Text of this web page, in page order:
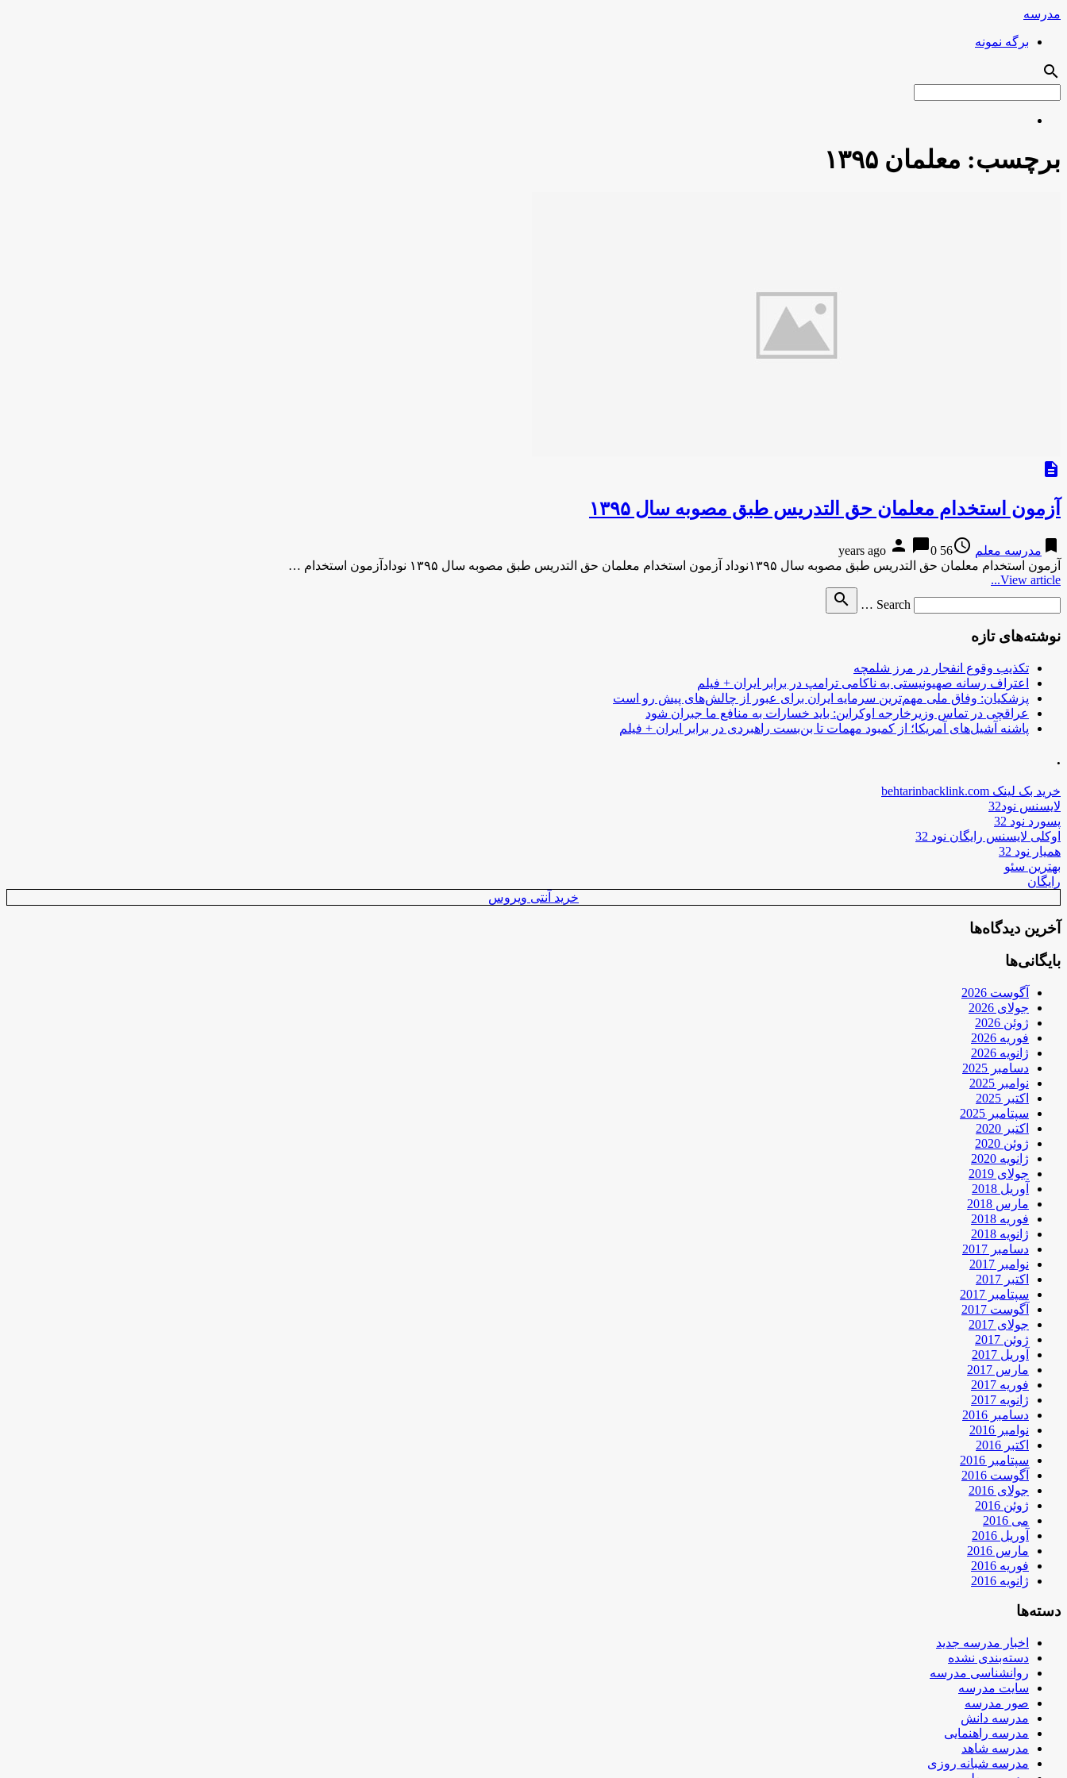
مدرسه
برگه نمونه
search
برچسب: معلمان ۱۳۹۵
description
آزمون استخدام معلمان حق التدریس طبق مصوبه سال ۱۳۹۵
bookmark مدرسه معلم access_time
56 years ago
person chat_bubble0
آزمون استخدام معلمان حق التدریس طبق مصوبه سال ۱۳۹۵نوداد آزمون استخدام معلمان حق التدریس طبق مصوبه سال ۱۳۹۵ نودادآزمون استخدام …
View article...
Search …
search
نوشته‌های تازه
تکذیب وقوع انفجار در مرز شلمچه
اعتراف رسانه صهیونیستی به ناکامی ترامپ در برابر ایران + فیلم
پزشکیان: وفاق ملی مهم‌ترین سرمایه ایران برای عبور از چالش‌های پیش رو است
عراقچی در تماس وزیرخارجه اوکراین: باید خسارات به منافع ما جبران شود
پاشنه آشیل‌های آمریکا؛ از کمبود مهمات تا بن‌بست راهبردی در برابر ایران + فیلم
.
خرید بک لینک behtarinbacklink.com
لایسنس نود32
پسورد نود 32
اوکلی لایسنس رایگان نود 32
همیار نود 32
بهترین سئو
رایگان
خرید آنتی ویروس
آخرین دیدگاه‌ها
بایگانی‌ها
آگوست 2026
جولای 2026
ژوئن 2026
فوریه 2026
ژانویه 2026
دسامبر 2025
نوامبر 2025
اکتبر 2025
سپتامبر 2025
اکتبر 2020
ژوئن 2020
ژانویه 2020
جولای 2019
آوریل 2018
مارس 2018
فوریه 2018
ژانویه 2018
دسامبر 2017
نوامبر 2017
اکتبر 2017
سپتامبر 2017
آگوست 2017
جولای 2017
ژوئن 2017
آوریل 2017
مارس 2017
فوریه 2017
ژانویه 2017
دسامبر 2016
نوامبر 2016
اکتبر 2016
سپتامبر 2016
آگوست 2016
جولای 2016
ژوئن 2016
می 2016
آوریل 2016
مارس 2016
فوریه 2016
ژانویه 2016
دسته‌ها
اخبار مدرسه جدید
دسته‌بندی نشده
روانشناسی مدرسه
سایت مدرسه
صور مدرسه
مدرسه دانش
مدرسه راهنمایی
مدرسه شاهد
مدرسه شبانه روزی